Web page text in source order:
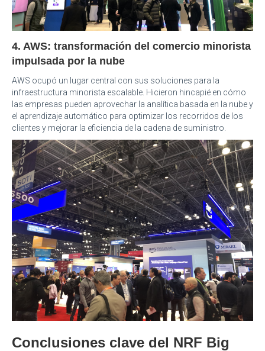
4. AWS: transformación del comercio minorista
impulsada por la nube
AWS ocupó un lugar central con sus soluciones para la
infraestructura minorista escalable. Hicieron hincapié en cómo
las empresas pueden aprovechar la analítica basada en la nube y
el aprendizaje automático para optimizar los recorridos de los
clientes y mejorar la eficiencia de la cadena de suministro.
Conclusiones clave del NRF Big